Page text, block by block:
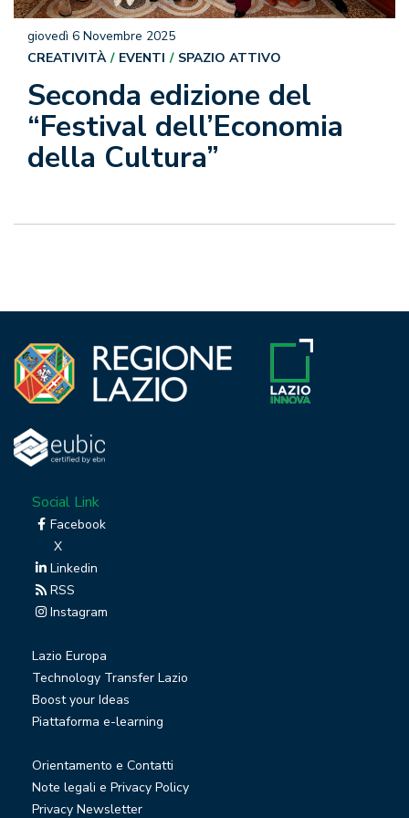
Seconda edizione del
“Festival dell’Economia
della Cultura”
giovedì 6 Novembre 2025
CREATIVITÀ
EVENTI SPAZIO ATTIVO
Social Link
Facebook
X
Linkedin
RSS
Instagram
Lazio Europa
Technology Transfer Lazio
Boost your Ideas
Piattaforma e-learning
Orientamento e Contatti
Note legali e Privacy Policy
Privacy Newsletter